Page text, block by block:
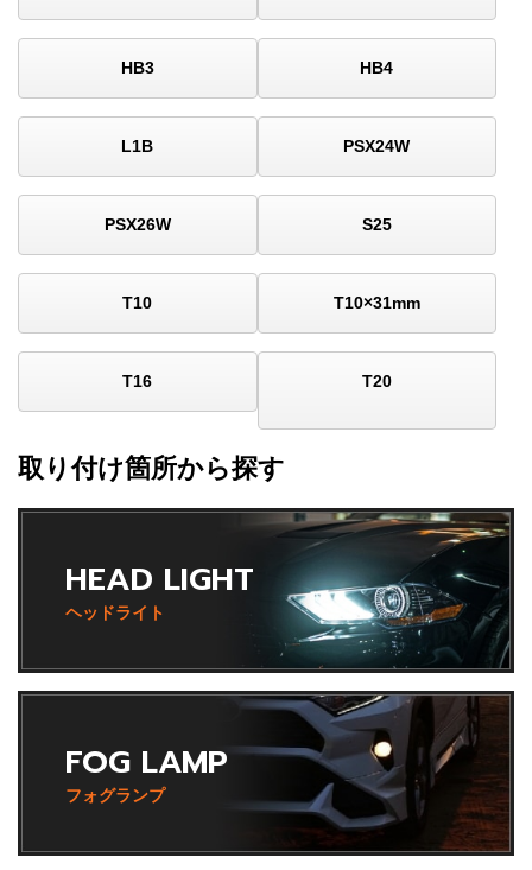
HB3 HB4
L1B PSX24W
PSX26W S25
T10 T10×31mm
T16 T20
取り付け箇所から探す
HEAD LIGHT
ヘッドライト
FOG LAMP
フォグランプ